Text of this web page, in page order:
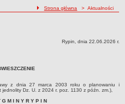
ścieżka nawigacji
Strona główna > Aktualności
Rypin, dnia 22.06.2026 r.
z dnia 27 marca 2003 roku o planowaniu i
Dz. U. z 2024 r. poz. 1130 z późn. zm.),
G M I N Y R Y P I N